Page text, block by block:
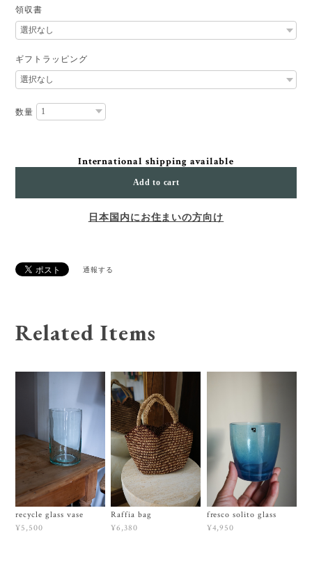
領収書
ギフトラッピング
数量
International shipping available
Add to cart
日本国内にお住まいの方向け
通報する
Related Items
recycle glass vase
¥5,500
Raffia bag
¥6,380
fresco solito glass
¥4,950